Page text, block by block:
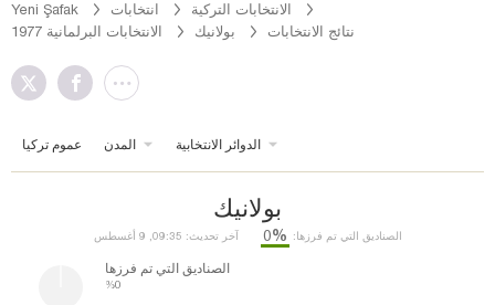
Yeni Şafak انتخابات
الانتخابات التركية
الانتخابات البرلمانية 1977
بولانيك نتائج الانتخابات
عموم تركيا المدن الدوائر الانتخابية
بولانيك
آخر تحديث: 09:35, 9 أغسطس الصناديق التي تم فرزها: %0
الصناديق التي تم فرزها
%0